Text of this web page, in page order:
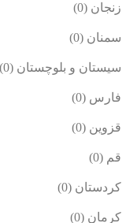
زنجان (0)
سمنان (0)
سیستان و بلوچستان (0)
فارس (0)
قزوین (0)
قم (0)
کردستان (0)
کرمان (0)